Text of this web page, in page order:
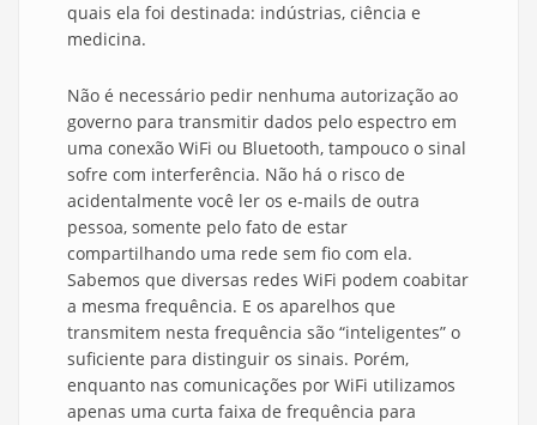
quais ela foi destinada: indústrias, ciência e
medicina.
Não é necessário pedir nenhuma autorização ao
governo para transmitir dados pelo espectro em
uma conexão WiFi ou Bluetooth, tampouco o sinal
sofre com interferência. Não há o risco de
acidentalmente você ler os e-mails de outra
pessoa, somente pelo fato de estar
compartilhando uma rede sem fio com ela.
Sabemos que diversas redes WiFi podem coabitar
a mesma frequência. E os aparelhos que
transmitem nesta frequência são “inteligentes” o
suficiente para distinguir os sinais. Porém,
enquanto nas comunicações por WiFi utilizamos
apenas uma curta faixa de frequência para